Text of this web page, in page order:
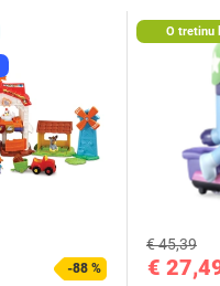
-88 %
O tretinu
€
€ 45,39